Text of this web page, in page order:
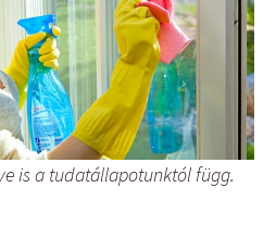
is a tudatállapotunktól függ.